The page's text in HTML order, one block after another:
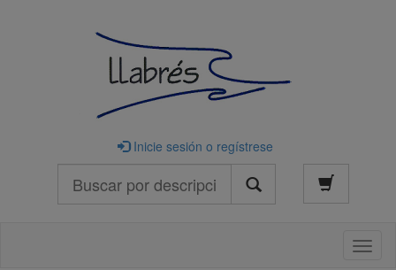
Inicie sesión o regístrese